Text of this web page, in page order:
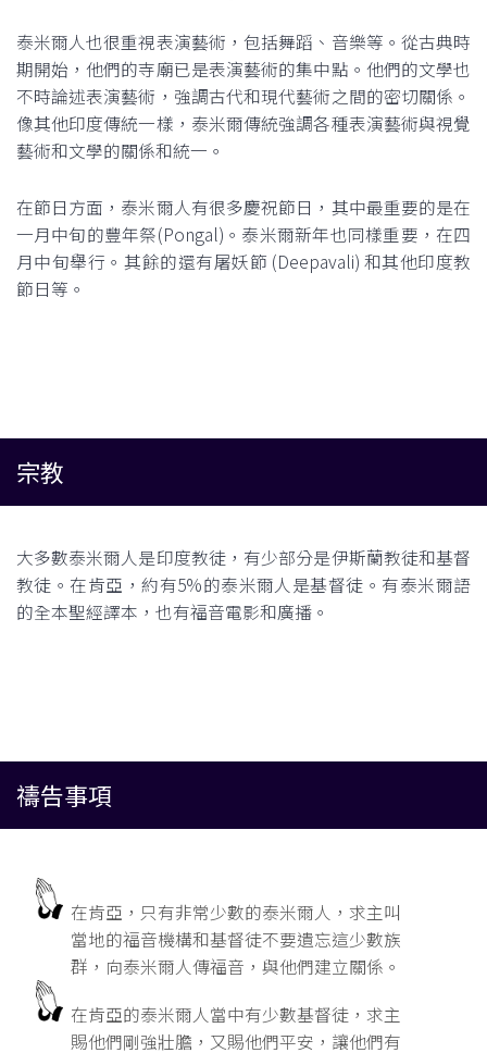
泰米爾人也很重視表演藝術，包括舞蹈、音樂等。從古典時
期開始，他們的寺廟已是表演藝術的集中點。他們的文學也
不時論述表演藝術，強調古代和現代藝術之間的密切關係。
像其他印度傳統一樣，泰米爾傳統強調各種表演藝術與視覺
藝術和文學的關係和統一。
在節日方面，泰米爾人有很多慶祝節日，其中最重要的是在
一月中旬的豐年祭(Pongal)。泰米爾新年也同樣重要，在四
月中旬舉行。其餘的還有屠妖節 (Deepavali) 和其他印度教
節日等。
宗教
大多數泰米爾人是印度教徒，有少部分是伊斯蘭教徒和基督
教徒。在肯亞，約有5%的泰米爾人是基督徒。有泰米爾語
的全本聖經譯本，也有福音電影和廣播。
禱告事項
在肯亞，只有非常少數的泰米爾人，求主叫
當地的福音機構和基督徒不要遺忘這少數族
群，向泰米爾人傳福音，與他們建立關係。
在肯亞的泰米爾人當中有少數基督徒，求主
賜他們剛強壯膽，又賜他們平安，讓他們有